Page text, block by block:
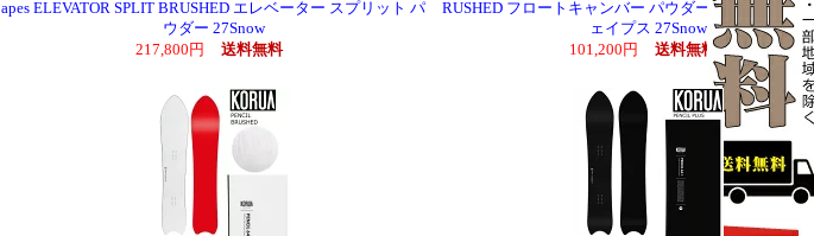
apes ELEVATOR SPLIT BRUSHED エレベーター スプリット パ
ウダー 27Snow
217,800円
送料無料
RUSHED フロートキャンバー パウダーキャンバー コ
ェイプス 27Snow
101,200円
送料無料